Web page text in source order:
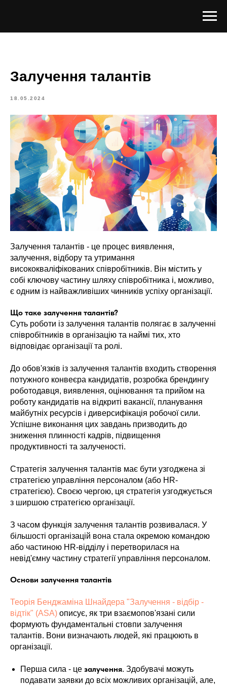
Залучення талантів
18.05.2024
Залучення талантів - це процес виявлення,
залучення, відбору та утримання
висококваліфікованих співробітників. Він містить у
собі ключову частину шляху співробітника і, можливо,
є одним із найважливіших чинників успіху організації.
Що таке залучення талантів?
Суть роботи із залучення талантів полягає в залученні
співробітників в організацію та наймі тих, хто
відповідає організації та ролі.
До обов'язків із залучення талантів входить створення
потужного конвеєра кандидатів, розробка брендингу
роботодавця, виявлення, оцінювання та прийом на
роботу кандидатів на відкриті вакансії, планування
майбутніх ресурсів і диверсифікація робочої сили.
Успішне виконання цих завдань призводить до
зниження плинності кадрів, підвищення
продуктивності та залученості.
Стратегія залучення талантів має бути узгоджена зі
стратегією управління персоналом (або HR-
стратегією). Своєю чергою, ця стратегія узгоджується
з ширшою стратегією організації.
З часом функція залучення талантів розвивалася. У
більшості організацій вона стала окремою командою
або частиною HR-відділу і перетворилася на
невід'ємну частину стратегії управління персоналом.
Основи залучення талантів
Теорія Бенджаміна Шнайдера "Залучення - відбір -
відтік" (ASA) описує, як три взаємопов'язані сили
формують фундаментальні стовпи залучення
талантів. Вони визначають людей, які працюють в
організації.
Перша сила - це залучення. Здобувачі можуть
подавати заявки до всіх можливих організацій, але,